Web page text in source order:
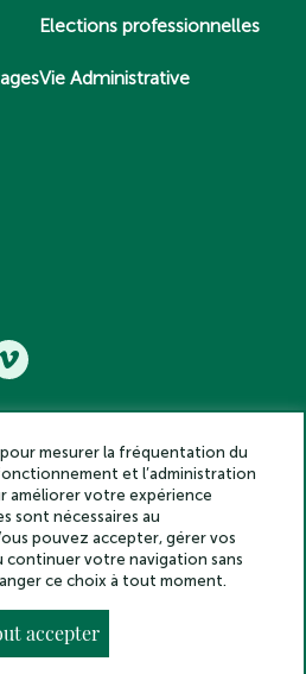
Elections professionnelles
Vie Administrative
belles lettres – Tous droits réservés
2025
de confidentialité
légales
Crédits
des cookies
by
mesurer la fréquentation du
et l’administration
améliorer votre expérience
sont nécessaires au
pouvez accepter, gérer vos
votre navigation sans
ce choix à tout moment.
accepter